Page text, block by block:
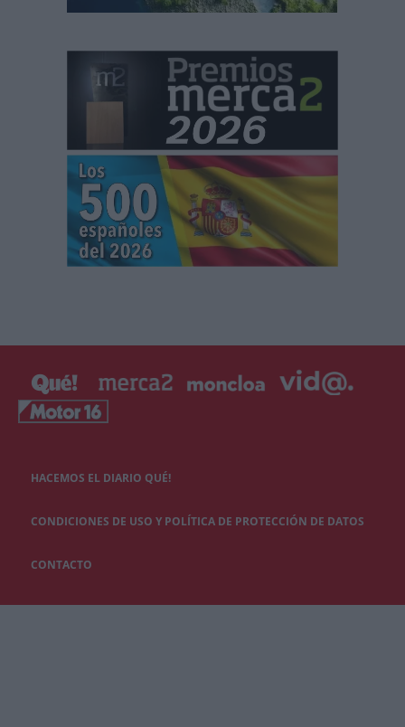
HACEMOS EL DIARIO QUÉ!
CONDICIONES DE USO Y POLÍTICA DE PROTECCIÓN DE DATOS
CONTACTO